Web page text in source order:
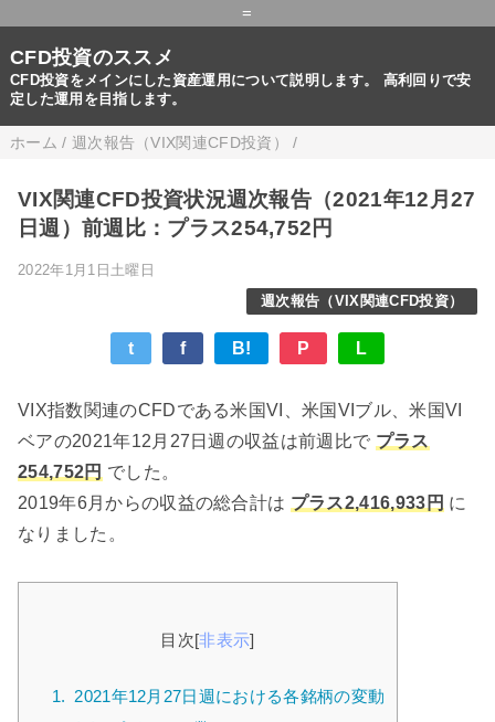
=
CFD投資のススメ
CFD投資をメインにした資産運用について説明します。 高利回りで安
定した運用を目指します。
ホーム / 週次報告（VIX関連CFD投資） /
VIX関連CFD投資状況週次報告（2021年12月27
日週）前週比：プラス254,752円
2022年1月1日土曜日
週次報告（VIX関連CFD投資）
t f B! P L
VIX指数関連のCFDである米国VI、米国VIブル、米国VI
ベアの2021年12月27日週の収益は前週比で プラス
254,752円でした。
2019年6月からの収益の総合計は プラス2,416,933円に
なりました。
目次[非表示]
1. 2021年12月27日週における各銘柄の変動